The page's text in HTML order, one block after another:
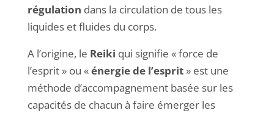
régulation dans la circulation de tous les
liquides et fluides du corps.
A l’origine, le Reiki qui signifie « force de
l’esprit » ou «énergie de l’esprit» est une
méthode d’accompagnement basée sur les
capacités de chacun à faire émerger les